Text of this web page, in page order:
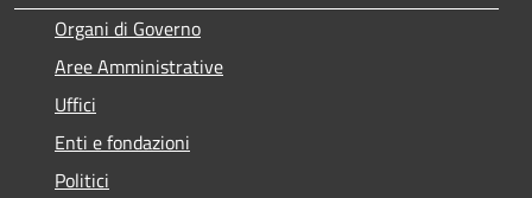
Organi di Governo
Aree Amministrative
Uffici
Enti e fondazioni
Politici